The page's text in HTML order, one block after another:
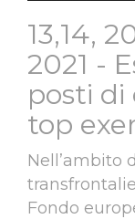
13,14,
2021 -
posti
top
Nell’ambito
Fondo